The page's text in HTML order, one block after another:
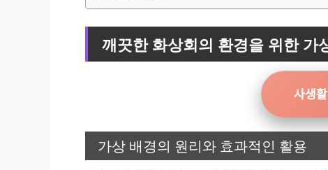
깨끗한 화상회의 환경을 위한 가
사생
가상 배경의 원리와 효과적인 활용